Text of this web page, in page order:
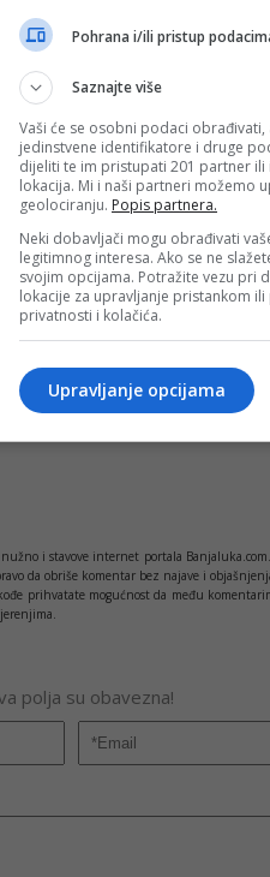
tandem Saru Erani i
gema, uz taj-brejk na 4:4 i
promjenu – setovi se igraju
– Artur Eš stadionu i Luis
dešavanja na turniru.
TENIS
i stavove internet portala
da obriše komentar bez najave i
prihvatate mogućnost da među
polja su obavezna!
Pohrana i/ili pristup
Saznajte više
Vaši će se osobni podaci
jedinstvene identifikatore i druge
dijeliti te im pristupati 201 partner
lokacija. Mi i naši partneri možemo
geolociranju. Popis partnera.
Neki dobavljači mogu obrađivati
legitimnog interesa. Ako se ne
svojim opcijama. Potražite vezu pri
lokacije za upravljanje pristankom
privatnosti i kolačića.
Upravljanje opcijama